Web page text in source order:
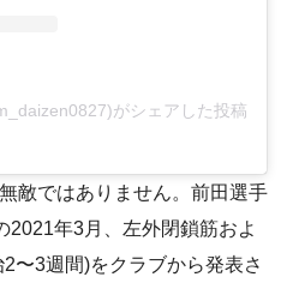
がシェアした投稿
敵ではありません。前田選手
2021年3月、左外閉鎖筋およ
〜3週間)をクラブから発表さ